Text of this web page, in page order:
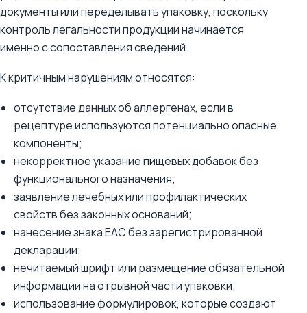
документы или переделывать упаковку, поскольку
контроль легальности продукции начинается
именно с сопоставления сведений.
К критичным нарушениям относятся:
отсутствие данных об аллергенах, если в
рецептуре используются потенциально опасные
компоненты;
некорректное указание пищевых добавок без
функционального назначения;
заявление лечебных или профилактических
свойств без законных оснований;
нанесение знака ЕАС без зарегистрированной
декларации;
нечитаемый шрифт или размещение обязательной
информации на отрывной части упаковки;
использование формулировок, которые создают